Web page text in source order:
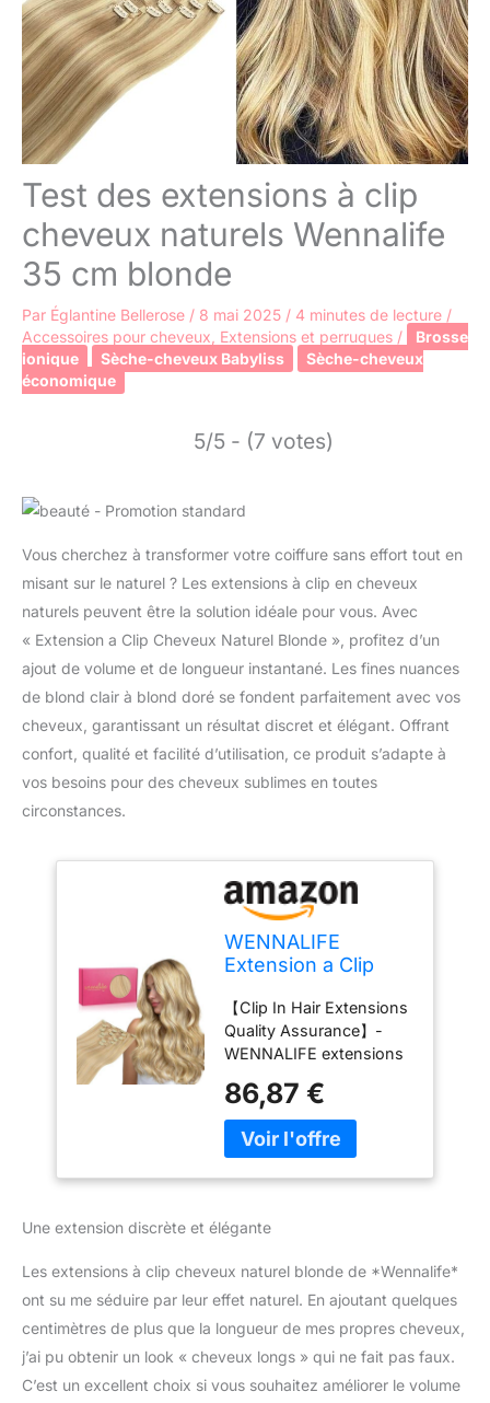
Test des extensions à clip
cheveux naturels Wennalife
35 cm blonde
Par Églantine Bellerose / 8 mai 2025 / 4 minutes de lecture /
Accessoires pour cheveux Extensions et perruques /
Brosse
ionique
Sèche-cheveux Babyliss
Sèche-cheveux
économique
5/5 - (7 votes)
Vous cherchez à transformer votre coiffure sans effort tout en
misant sur le naturel ? Les extensions à clip en cheveux
naturels peuvent être la solution idéale pour vous. Avec
« Extension a Clip Cheveux Naturel Blonde », profitez d’un
ajout de volume et de longueur instantané. Les fines nuances
de blond clair à blond doré se fondent parfaitement avec vos
cheveux, garantissant un résultat discret et élégant. Offrant
confort, qualité et facilité d’utilisation, ce produit s’adapte à
vos besoins pour des cheveux sublimes en toutes
circonstances.
WENNALIFE
Extension a Clip
Blonde, 35cm 120g
7pcs Extension
Cheveux Naturel
Clip Cheveux
Humains, Blond
Clair à Blond Doré
Accentué Extention
de Cheveux
Cheveux
【Clip In Hair Extensions
Quality Assurance】-
WENNALIFE extensions
clip sont faites de
cheveux humains remy,
soyeux salon
cheveux naturels, sans
Les pointes épaisses et
saines sont ce qui fait
que Wennalife se
distingue sur le marché.
Les clips discrets en
86,87 €
Une extension discrète et élégante
Les extensions à clip cheveux naturel blonde de *Wennalife*
ont su me séduire par leur effet naturel. En ajoutant quelques
centimètres de plus que la longueur de mes propres cheveux,
j’ai pu obtenir un look « cheveux longs » qui ne fait pas faux.
C’est un excellent choix si vous souhaitez améliorer le volume